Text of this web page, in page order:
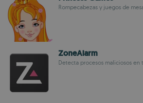
Rompecabezas y juegos de
ZoneAlarm
Detecta procesos maliciosos